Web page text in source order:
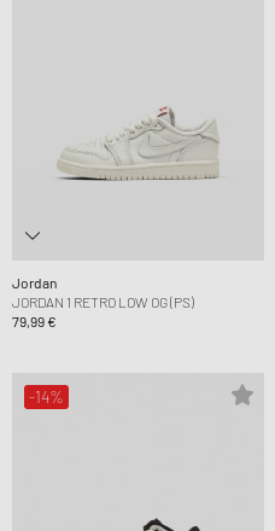
Jordan
JORDAN 1 RETRO LOW OG (PS)
79,99 €
-14%